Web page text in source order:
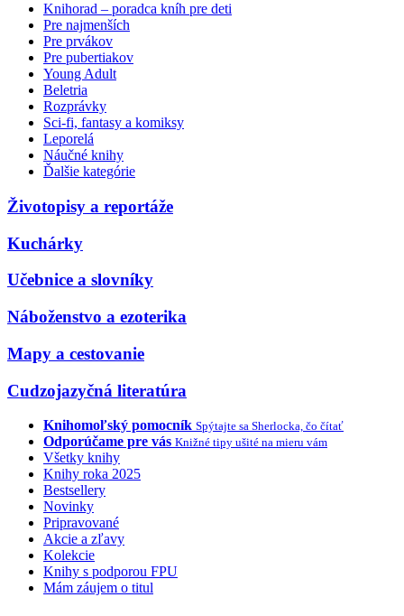
Knihorad – poradca kníh pre deti
Pre najmenších
Pre prvákov
Pre pubertiakov
Young Adult
Beletria
Rozprávky
Sci-fi, fantasy a komiksy
Leporelá
Náučné knihy
Ďalšie kategórie
Životopisy a reportáže
Kuchárky
Učebnice a slovníky
Náboženstvo a ezoterika
Mapy a cestovanie
Cudzojazyčná literatúra
Knihomoľský pomocník Spýtajte sa Sherlocka, čo čítať
Odporúčame pre vás Knižné tipy ušité na mieru vám
Všetky knihy
Knihy roka 2025
Bestsellery
Novinky
Pripravované
Akcie a zľavy
Kolekcie
Knihy s podporou FPU
Mám záujem o titul